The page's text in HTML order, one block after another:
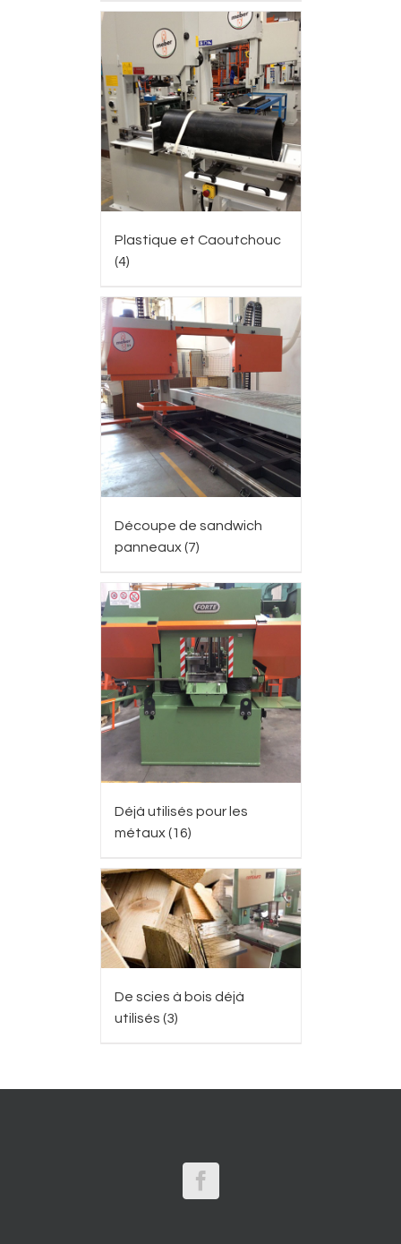
Plastique et Caoutchouc
(4)
Découpe de sandwich
panneaux(7)
Déjà utilisés pour les
métaux(16)
De scies à bois déjà
utilisés (3)